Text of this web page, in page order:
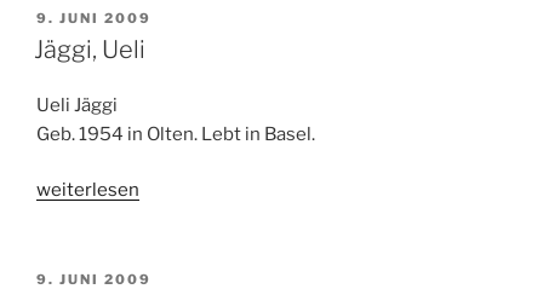
VERÖFFENTLICHT
AM
9. JUNI 2009
Jäggi, Ueli
Ueli Jäggi
Geb. 1954 in Olten. Lebt in Basel.
„Jäggi,
weiterlesen
VERÖFFENTLICHT
9. JUNI 2009